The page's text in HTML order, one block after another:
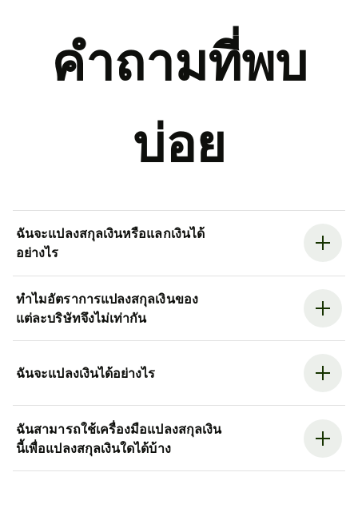
คำถามที่พบ
บ่อย
ฉันจะแปลงสกุลเงินหรือแลกเงินได้
อย่างไร
ทำไมอัตราการแปลงสกุลเงินของ
แต่ละบริษัทจึงไม่เท่ากัน
ฉันจะแปลงเงินได้อย่างไร
ฉันสามารถใช้เครื่องมือแปลงสกุลเงิน
นี้เพื่อแปลงสกุลเงินใดได้บ้าง